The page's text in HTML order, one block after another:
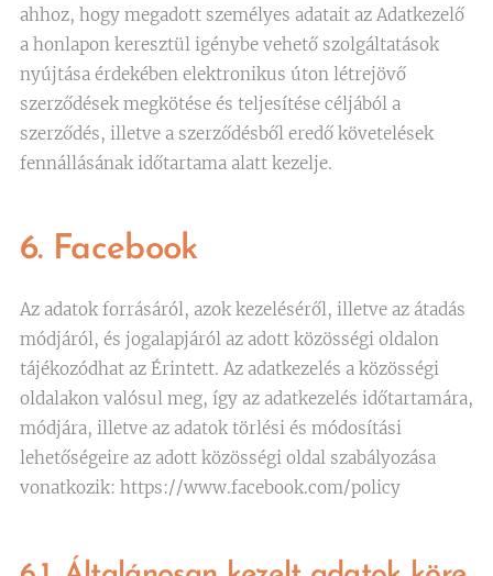
ahhoz, hogy megadott személyes adatait az Adatkezelő
a honlapon keresztül igénybe vehető szolgáltatások
nyújtása érdekében elektronikus úton létrejövő
szerződések megkötése és teljesítése céljából a
szerződés, illetve a szerződésből eredő követelések
fennállásának időtartama alatt kezelje.
6. Facebook
Az adatok forrásáról, azok kezeléséről, illetve az átadás
módjáról, és jogalapjáról az adott közösségi oldalon
tájékozódhat az Érintett. Az adatkezelés a közösségi
oldalakon valósul meg, így az adatkezelés időtartamára,
módjára, illetve az adatok törlési és módosítási
lehetőségeire az adott közösségi oldal szabályozása
vonatkozik: https://www.facebook.com/policy